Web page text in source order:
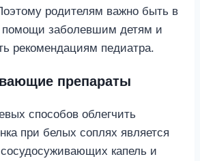
родителям важно быть в
помощи заболевшим детям и
рекомендациям педиатра.
препараты
способов облегчить
при белых соплях является
капель и